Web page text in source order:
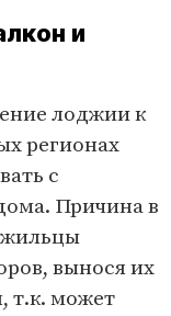
и
лоджии к
регионах
с
Причина в
жильцы
вынося их
т.к. может